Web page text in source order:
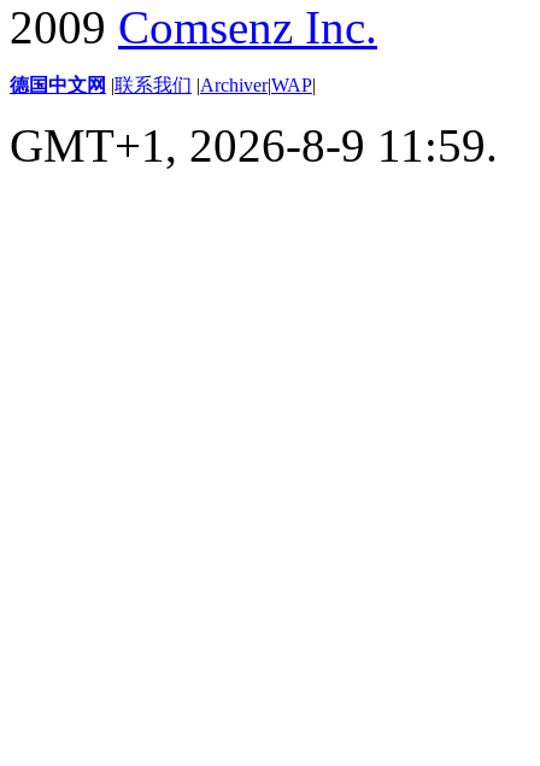
2009 Comsenz Inc.
德国中文网 |联系我们 |Archiver|WAP|
GMT+1, 2026-8-9 11:59.